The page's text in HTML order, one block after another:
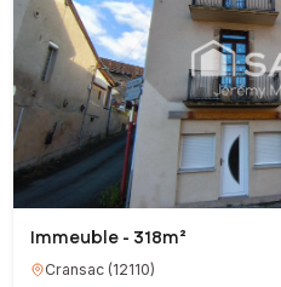
Immeuble - 318m²
Cransac(12110)